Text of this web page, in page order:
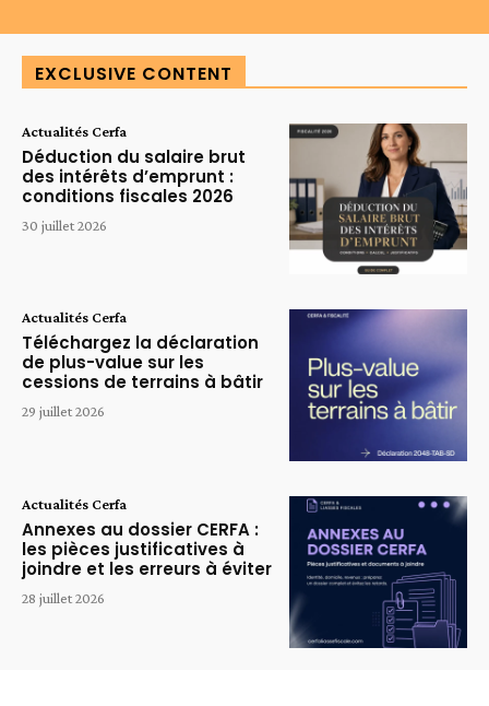
EXCLUSIVE CONTENT
Actualités Cerfa
Déduction du salaire brut
des intérêts d’emprunt :
conditions fiscales 2026
30 juillet 2026
Actualités Cerfa
Téléchargez la déclaration
de plus-value sur les
cessions de terrains à bâtir
29 juillet 2026
Actualités Cerfa
Annexes au dossier CERFA :
les pièces justificatives à
joindre et les erreurs à éviter
28 juillet 2026